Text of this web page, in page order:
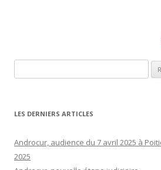
LES DERNIERS ARTICLES
Androcur, audience du 7 avril 2025 à
2025